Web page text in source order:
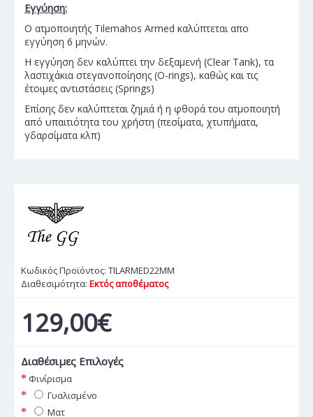
Εγγύηση:
Ο ατμοποιητής Tilemahos Armed καλύπτεται απο
εγγύηση 6 μηνών.
Η εγγύηση δεν καλύπτει την δεξαμενή (Clear Tank), τα
λαστιχάκια στεγανοποίησης (O-rings), καθώς και τις
έτοιμες αντιστάσεις (Springs)
Επίσης δεν καλύπτεται ζημιά ή η φθορά του ατμοποιητή
από υπαιτιότητα του χρήστη (πεσίματα, χτυπήματα,
γδαρσίματα κλπ)
Κωδικός Προϊόντος: TILARMED22MM
Διαθεσιμότητα: Εκτός αποθέματος
129,00€
Διαθέσιμες Επιλογές
Φινίρισμα
Γυαλισμένο
Ματ